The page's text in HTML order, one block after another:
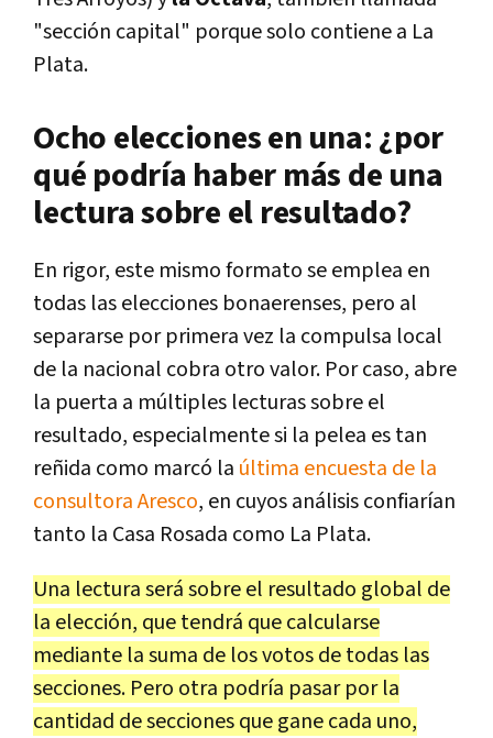
"sección capital" porque solo contiene a La
Plata.
Ocho elecciones en una: ¿por
qué podría haber más de una
lectura sobre el resultado?
En rigor, este mismo formato se emplea en
todas las elecciones bonaerenses, pero al
separarse por primera vez la compulsa local
de la nacional cobra otro valor. Por caso, abre
la puerta a múltiples lecturas sobre el
resultado, especialmente si la pelea es tan
reñida como marcó la última encuesta de la
consultora Aresco, en cuyos análisis confiarían
tanto la Casa Rosada como La Plata.
Una lectura será sobre el resultado global de
la elección, que tendrá que calcularse
mediante la suma de los votos de todas las
secciones. Pero otra podría pasar por la
cantidad de secciones que gane cada uno,